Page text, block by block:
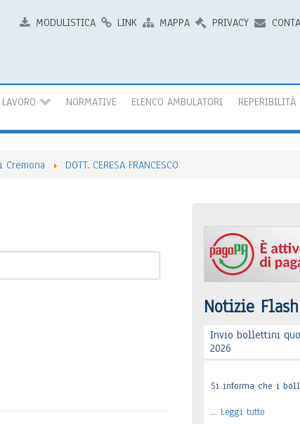
MODULISTICA LINK MAPPA PRIVACY
LAVORO NORMATIVE ELENCO AMBULATORI REPERIBILITÀ
DOTT. CERESA FRANCESCO
Notizie Flash
Invio bollettini
2026
Si informa che i
… Leggi tutto